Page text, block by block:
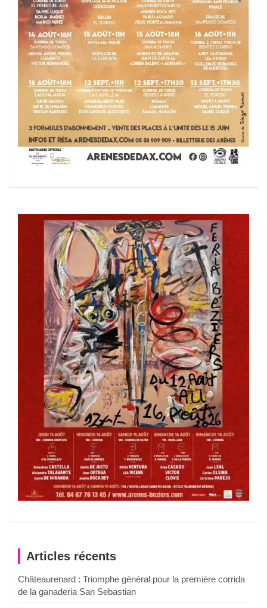
Articles récents
Châteaurenard : Triomphe général pour la première corrida
de la ganaderia San Sebastian